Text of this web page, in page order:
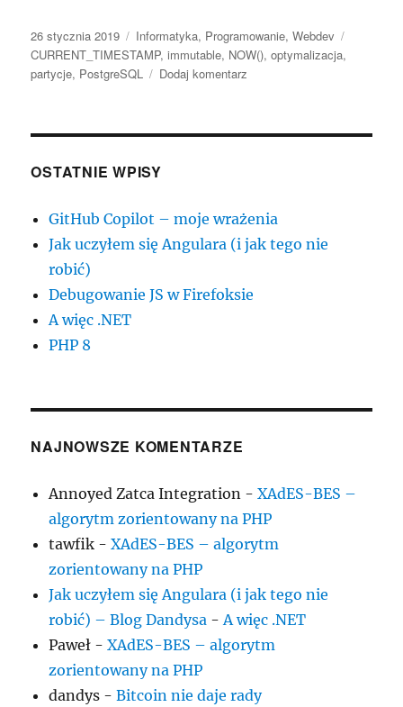
Data
publikacji
26 stycznia 2019 Kategorie
Informatyka, Programowanie,Webdev
CURRENT_TIMESTAMP,immutable, NOW(),optymalizacja,
partycje, PostgreSQL Dodaj komentarz
zapytaniach
OSTATNIE WPISY
GitHub Copilot – moje wrażenia
Jak uczyłem się Angulara (i jak tego nie
robić)
Debugowanie JS w Firefoksie
A więc .NET
PHP 8
NAJNOWSZE KOMENTARZE
Annoyed Zatca Integration -XAdES-BES –
algorytm zorientowany na PHP
tawfik -XAdES-BES – algorytm
zorientowany na PHP
Jak uczyłem się Angulara (i jak tego nie
robić) – Blog Dandysa -A więc .NET
Paweł -XAdES-BES – algorytm
zorientowany na PHP
dandys -Bitcoin nie daje rady